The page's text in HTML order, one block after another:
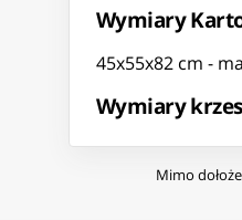
Wymiary
45x55x82 cm -
Wymiary
Mimo